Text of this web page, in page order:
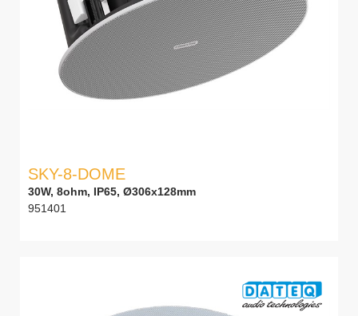
SKY-8-DOME
30W, 8ohm, IP65, Ø306x128mm
951401